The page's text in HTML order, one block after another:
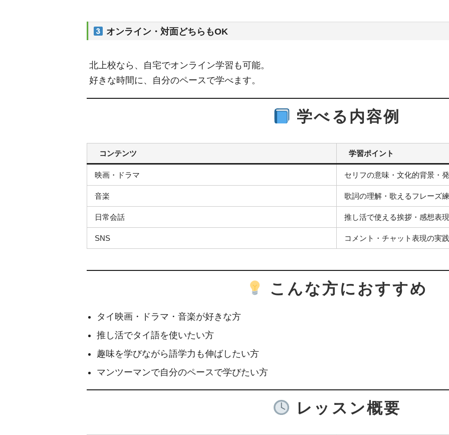
オンライン・対面どちらもOK
北上校なら、自宅でオンライン学習も可能。
好きな時間に、自分のペースで学べます。
学べる内容例
コンテンツ 学習ポイント
映画・ドラマ セリフの意味・文化的背景・
音楽 歌詞の理解・歌えるフレーズ
日常会話 推し活で使える挨拶・感想表現
SNS コメント・チャット表現の実践
こんな方におすすめ
タイ映画・ドラマ・音楽が好きな方
推し活でタイ語を使いたい方
趣味を学びながら語学力も伸ばしたい方
マンツーマンで自分のペースで学びたい方
レッスン概要